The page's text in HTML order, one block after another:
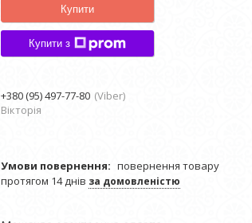
Купити
Купити з
+380 (95) 497-77-80 Viber
Вікторія
повернення товару
протягом 14 днів за домовленістю